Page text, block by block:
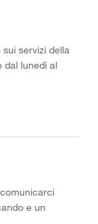
servizi della
dal lunedì al
e un